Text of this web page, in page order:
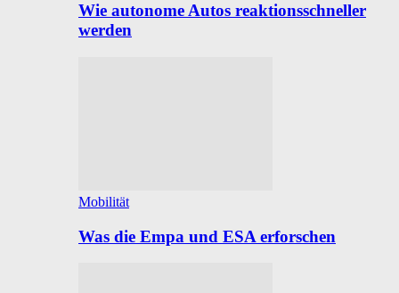
Wie autonome Autos reaktionsschneller
werden
Mobilität
Was die Empa und ESA erforschen